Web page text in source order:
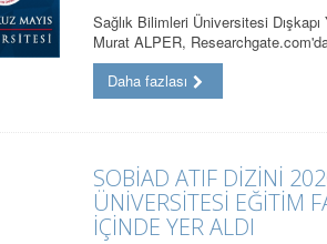
Sağlık Bilimleri Üniversitesi
Murat ALPER,
Daha fazlası
SOBİAD ATIF DİZİNİ
ÜNİVERSİTESİ EĞİTİM
İÇİNDE YER ALDI